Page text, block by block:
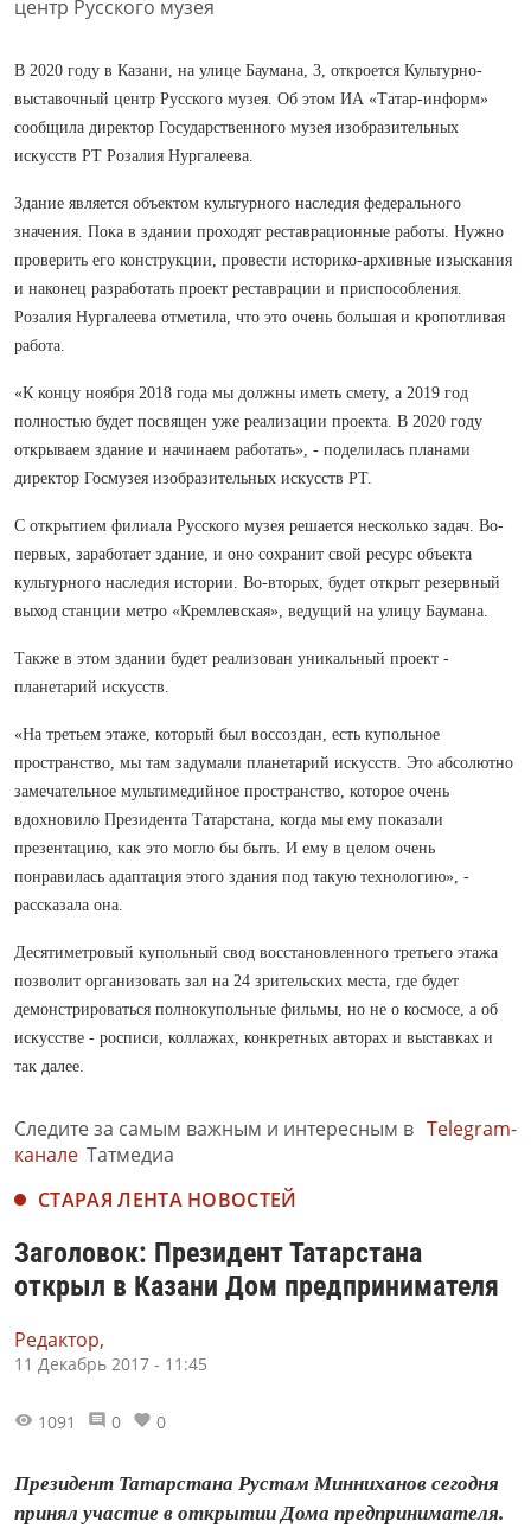
В 2020 году в Казани, на улице Баумана, 3, откроется Культурно-
выставочный центр Русского музея. Об этом ИА «Татар-информ»
сообщила директор Государственного музея изобразительных
искусств РТ Розалия Нургалеева.
Здание является объектом культурного наследия федерального
значения. Пока в здании проходят реставрационные работы. Нужно
проверить его конструкции, провести историко-архивные изыскания
и наконец разработать проект реставрации и приспособления.
Розалия Нургалеева отметила, что это очень большая и кропотливая
работа.
«К концу ноября 2018 года мы должны иметь смету, а 2019 год
полностью будет посвящен уже реализации проекта. В 2020 году
открываем здание и начинаем работать», - поделилась планами
директор Госмузея изобразительных искусств РТ.
С открытием филиала Русского музея решается несколько задач. Во-
первых, заработает здание, и оно сохранит свой ресурс объекта
культурного наследия истории. Во-вторых, будет открыт резервный
выход станции метро «Кремлевская», ведущий на улицу Баумана.
Также в этом здании будет реализован уникальный проект -
планетарий искусств.
«На третьем этаже, который был воссоздан, есть купольное
пространство, мы там задумали планетарий искусств. Это абсолютно
замечательное мультимедийное пространство, которое очень
вдохновило Президента Татарстана, когда мы ему показали
презентацию, как это могло бы быть. И ему в целом очень
понравилась адаптация этого здания под такую технологию», -
рассказала она.
Десятиметровый купольный свод восстановленного третьего этажа
позволит организовать зал на 24 зрительских места, где будет
демонстрироваться полнокупольные фильмы, но не о космосе, а об
искусстве - росписи, коллажах, конкретных авторах и выставках и
так далее.
Следите за самым важным и интересным в Telegram-
канале Татмедиа
СТАРАЯ ЛЕНТА НОВОСТЕЙ
Заголовок: Президент Татарстана
открыл в Казани Дом предпринимателя
Редактор,
11 Декабрь 2017 - 11:45
1091 0 0
Президент Татарстана Рустам Минниханов сегодня
принял участие в открытии Дома предпринимателя.